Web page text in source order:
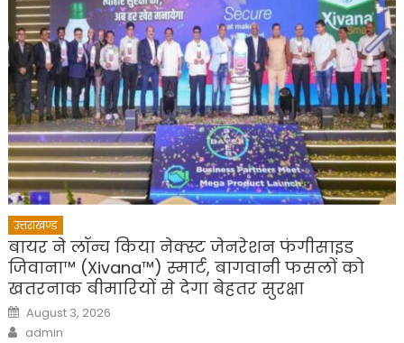
उत्तराखण्ड
बायर ने लॉन्च किया नेक्स्ट जेनरेशन फंगीसाइड
जिवाना™️ (Xivana™️) स्मार्ट, बागवानी फसलों को
खतरनाक बीमारियों से देगा बेहतर सुरक्षा
Posted
on
August 3, 2026
Author
admin